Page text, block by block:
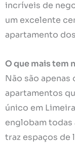
incríveis de
um excelente
apartamento
O que mais tem
Não são
apartamentos
único em
englobam todas
traz espaços de